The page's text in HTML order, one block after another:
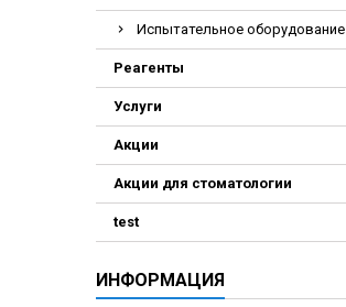
Испытательное оборудование
Реагенты
Услуги
Акции
Акции для стоматологии
test
ИНФОРМАЦИЯ